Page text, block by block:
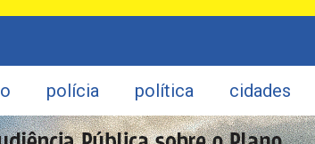
polícia política cidades